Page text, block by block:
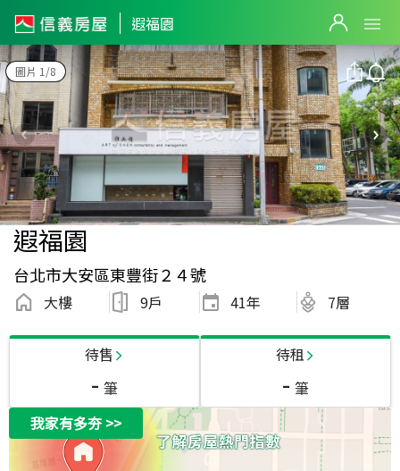
遐福園
圖片 1/8
遐福園
台北市大安區東豐街２４號
大樓 9戶 41年 7層
待售
- 筆
待租
- 筆
我家有多夯>>